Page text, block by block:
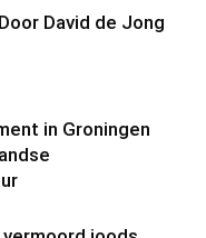
David de Jong
in Groningen